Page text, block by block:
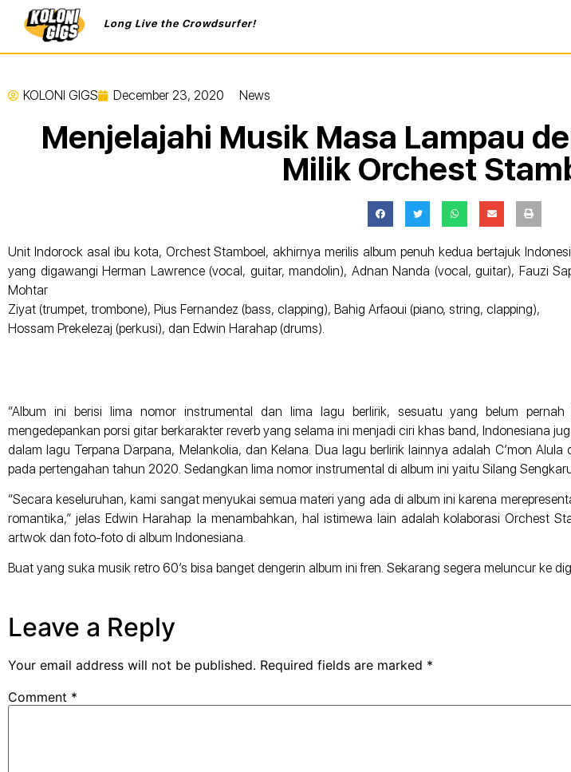
Long Live the Crowdsurfer!
KOLONI GIGS December 23, 2020 News
Menjelajahi Musik Masa Lampau
Milik Orchest
Unit Indorock asal ibu kota, Orchest Stamboel, akhirnya merilis album penuh kedua bertajuk
yang digawangi Herman Lawrence (vocal, guitar, mandolin), Adnan Nanda (vocal, guitar), Fauzi
Mohtar
Ziyat (trumpet, trombone), Pius Fernandez (bass, clapping), Bahig Arfaoui (piano, string, clapping),
Hossam Prekelezaj (perkusi), dan Edwin Harahap (drums).
“Album ini berisi lima nomor instrumental dan lima lagu berlirik, sesuatu yang belum
mengedepankan porsi gitar berkarakter reverb yang selama ini menjadi ciri khas band, Indonesiana
dalam lagu Terpana Darpana, Melankolia, dan Kelana. Dua lagu berlirik lainnya adalah C’mon
pada pertengahan tahun 2020. Sedangkan lima nomor instrumental di album ini yaitu Silang
“Secara keseluruhan, kami sangat menyukai semua materi yang ada di album ini karena
romantika,” jelas Edwin Harahap. Ia menambahkan, hal istimewa lain adalah kolaborasi Orchest
artwok dan foto-foto di album Indonesiana.
Buat yang suka musik retro 60’s bisa banget dengerin album ini fren. Sekarang segera meluncur ke
Leave a Reply
Your email address will not be published. Required fields are marked *
Comment *